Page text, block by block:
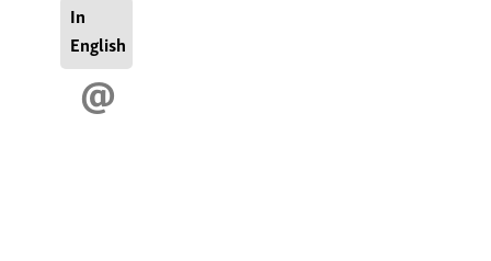
In
English
@